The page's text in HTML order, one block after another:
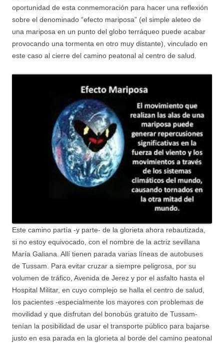
oportunidad de esta conmemoración para hacer una reflexión
sobre el denominado “efecto mariposa” (el simple aleteo de
una mariposa en un punto del globo terráqueo puede acabar
provocando una tormenta en otro muy distante), vinculado en
este caso al cierre del camino peatonal al centro de salud.
Este camino partía -y parte- de la glorieta ahora rebautizada,
si no estoy equivocado, con el nombre de la actriz sevillana
María Galiana. Allí tienen parada varias líneas de autobuses
de Tussam. Para evitar cruzar a siempre peligrosa, por su
volumen de tráfico, Avenida de Jerez y por el asfalto hasta el
Hospital Militar, en cuyo complejo se halla el centro de salud,
los pacientes -especialmente los mayores con problemas de
movilidad y que disfrutan del bonobús gratuito de Tussam-
tenían la posibilidad de usar el transporte público para bajarse
justo en esa parada en la glorieta al borde del camino peatonal